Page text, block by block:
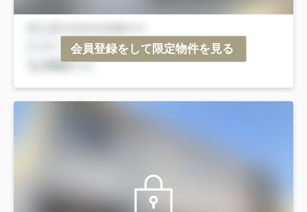
会員登録をして限定物件を見る